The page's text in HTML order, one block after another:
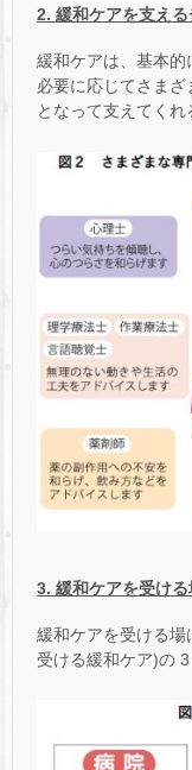
2. 緩和ケアを支え
緩和ケアは、基本的
必要に応じてさま
となって支えてくれ
3. 緩和ケアを受ける
緩和ケアを受ける
受ける緩和ケア)の 3